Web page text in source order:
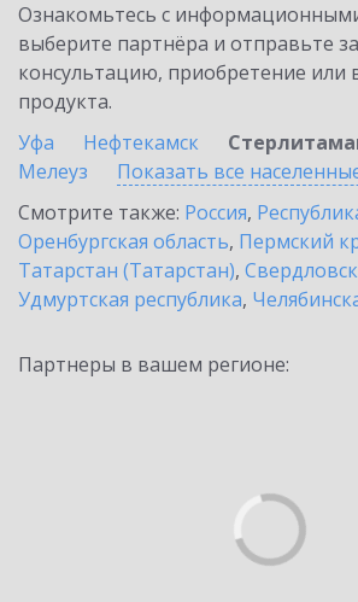
Ознакомьтесь с
выберите партнёра и отправьте
консультацию, приобретение или
продукта.
Уфа
Нефтекамск
Мелеуз
Показать все
Смотрите также: Россия,
Оренбургская область, Пермский
Татарстан (Татарстан),
Удмуртская республика,
Партнеры в вашем регионе: